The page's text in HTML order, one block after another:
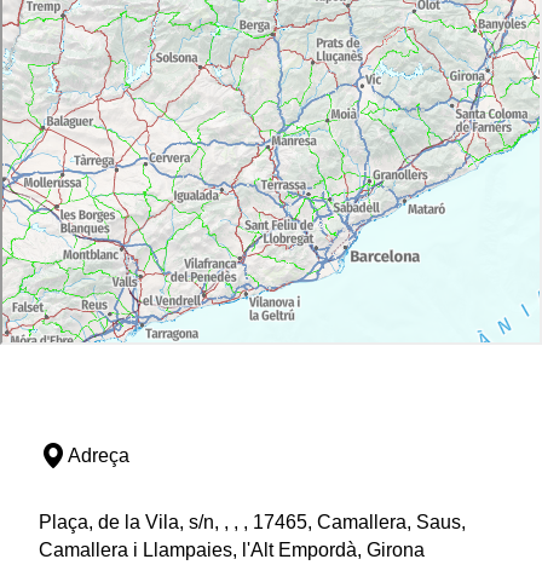
Adreça
Plaça, de la Vila, s/n, , , , 17465, Camallera, Saus,
Camallera i Llampaies, l'Alt Empordà, Girona